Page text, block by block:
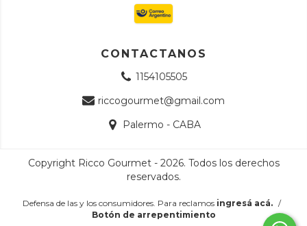
CONTACTANOS
1154105505
riccogourmet@gmail.com
Palermo - CABA
Copyright Ricco Gourmet - 2026. Todos los derechos
reservados.
Defensa de las y los consumidores. Para reclamos ingresá acá. /
Botón de arrepentimiento